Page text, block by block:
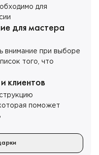
для
для мастера
внимание при выборе
того, что
клиентов
поможет